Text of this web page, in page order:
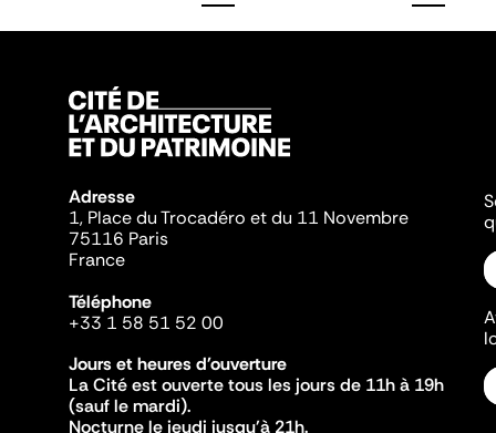
Adresse
1, Place du Trocadéro et du 11 Novembre
75116 Paris
France
Téléphone
+33 1 58 51 52 00
Jours et heures d'ouverture
La Cité est ouverte tous les jours de 11h à 19h
(sauf le mardi).
Nocturne le jeudi jusqu'à 21h.